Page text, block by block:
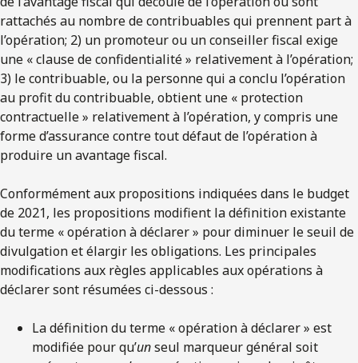
rattachés au nombre de contribuables qui prennent part à
l’opération; 2) un promoteur ou un conseiller fiscal exige
une « clause de confidentialité » relativement à l’opération;
3) le contribuable, ou la personne qui a conclu l’opération
au profit du contribuable, obtient une « protection
contractuelle » relativement à l’opération, y compris une
forme d’assurance contre tout défaut de l’opération à
produire un avantage fiscal.
Conformément aux propositions indiquées dans le budget
de 2021, les propositions modifient la définition existante
du terme « opération à déclarer » pour diminuer le seuil de
divulgation et élargir les obligations. Les principales
modifications aux règles applicables aux opérations à
déclarer sont résumées ci-dessous :
La définition du terme « opération à déclarer » est
modifiée pour qu’unseul marqueur général soit